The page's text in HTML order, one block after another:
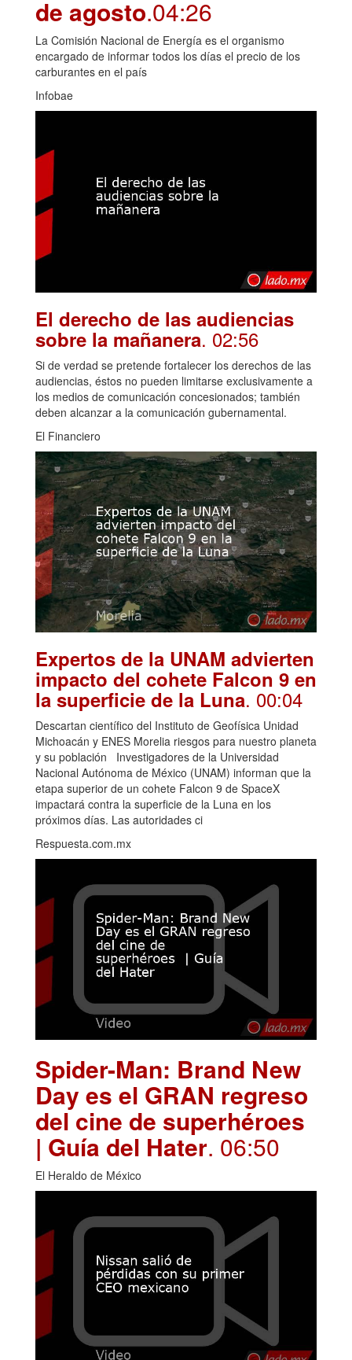
de agosto.04:26
La Comisión Nacional de Energía es el organismo
encargado de informar todos los días el precio de los
carburantes en el país
Infobae
El derecho de las audiencias
sobre la mañanera. 02:56
Si de verdad se pretende fortalecer los derechos de las
audiencias, éstos no pueden limitarse exclusivamente a
los medios de comunicación concesionados; también
deben alcanzar a la comunicación gubernamental.
El Financiero
Expertos de la UNAM advierten
impacto del cohete Falcon 9 en
la superficie de la Luna. 00:04
Descartan científico del Instituto de Geofísica Unidad
Michoacán y ENES Morelia riesgos para nuestro planeta
y su población Investigadores de la Universidad
Nacional Autónoma de México (UNAM) informan que la
etapa superior de un cohete Falcon 9 de SpaceX
impactará contra la superficie de la Luna en los
próximos días. Las autoridades ci
Respuesta.com.mx
Spider-Man: Brand New
Day es el GRAN regreso
del cine de superhéroes
| Guía del Hater. 06:50
El Heraldo de México